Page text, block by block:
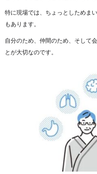
特に現場では、ちょっとしためま
もあります。
自分のため、仲間のため、そして
とが大切なのです。